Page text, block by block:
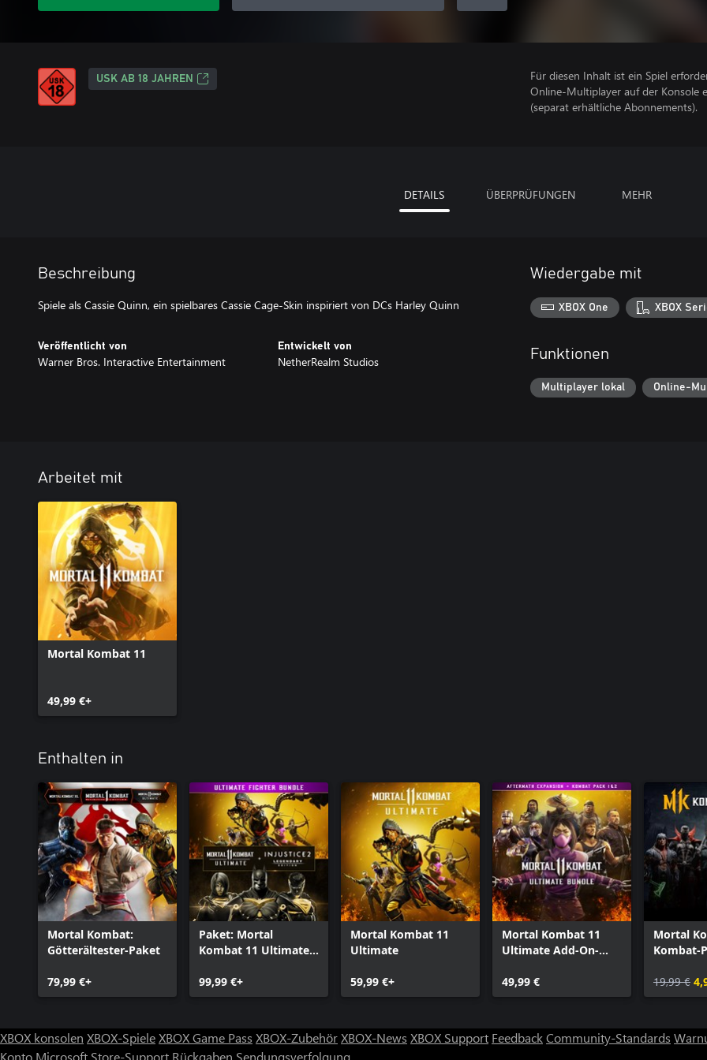
USK AB 18 JAHREN
Für diesen Inhalt ist ein Spiel
Online-Multiplayer auf der Konsole
(separat erhältliche Abonnements).
DETAILS ÜBERPRÜFUNGEN MEHR
Beschreibung
Spiele als Cassie Quinn, ein spielbares Cassie Cage-Skin inspiriert von DCs Harley Quinn
Veröffentlicht von
Warner Bros. Interactive Entertainment
Entwickelt von
NetherRealm Studios
Wiedergabe mit
XBOX One XBOX
Funktionen
Multiplayer lokal Online-
Arbeitet mit
Mortal Kombat 11
49,99 €+
Enthalten in
Mortal Kombat:
Götterältester-Paket
79,99 €+
Paket: Mortal
Kombat 11 Ultimate +
Edition
99,99 €+
Mortal Kombat 11
Ultimate
59,99 €+
Mortal Kombat 11
Ultimate Add-On-
49,99 €
Mortal
Kombat-
19,99 €
XBOX konsolen XBOX-SpieleXBOX Game Pass XBOX-ZubehörXBOX-News XBOX Support FeedbackCommunity-Standards
Konto Microsoft Store-Support Rückgaben Sendungsverfolgung